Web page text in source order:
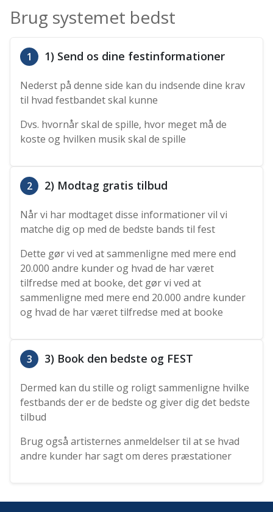
Brug systemet bedst
1 1) Send os dine festinformationer
Nederst på denne side kan du indsende dine krav
til hvad festbandet skal kunne
Dvs. hvornår skal de spille, hvor meget må de
koste og hvilken musik skal de spille
2 2) Modtag gratis tilbud
Når vi har modtaget disse informationer vil vi
matche dig op med de bedste bands til fest
Dette gør vi ved at sammenligne med mere end
20.000 andre kunder og hvad de har været
tilfredse med at booke, det gør vi ved at
sammenligne med mere end 20.000 andre kunder
og hvad de har været tilfredse med at booke
3 3) Book den bedste og FEST
Dermed kan du stille og roligt sammenligne hvilke
festbands der er de bedste og giver dig det bedste
tilbud
Brug også artisternes anmeldelser til at se hvad
andre kunder har sagt om deres præstationer